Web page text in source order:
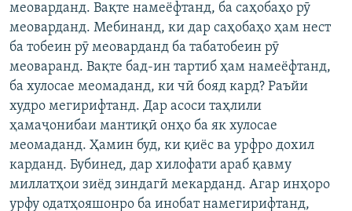
меоварданд. Вақте намеёфтанд, ба саҳобаҳо рӯ
меоварданд. Мебинанд, ки дар саҳобаҳо ҳам нест
ба тобеин рӯ меоварданд ба табатобеин рӯ
меоваранд. Вақте бад-ин тартиб ҳам намеёфтанд,
ба хулосае меомаданд, ки чӣ бояд кард? Раъйи
худро мегирифтанд. Дар асоси таҳлили
ҳамаҷонибаи мантиқӣ онҳо ба як хулосае
меомаданд. Ҳамин буд, ки қиёс ва урфро дохил
карданд. Бубинед, дар хилофати араб қавму
миллатҳои зиёд зиндагӣ мекарданд. Агар инҳоро
урфу одатҳояшонро ба инобат намегирифтанд,